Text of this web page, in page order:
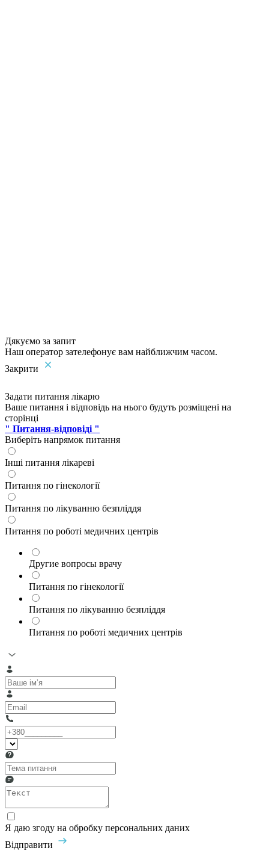
Дякуємо за запит
Наш оператор зателефонує вам найближчим часом.
Закрити
Задати питання лікарю
Ваше питання і відповідь на нього будуть розміщені на
сторінці
" Питання-відповіді "
Виберіть напрямок питання
Інші питання лікареві
Питання по гінекології
Питання по лікуванню безпліддя
Питання по роботі медичних центрів
Другие вопросы врачу
Питання по гінекології
Питання по лікуванню безпліддя
Питання по роботі медичних центрів
Я даю згоду на обробку персональних даних
Відправити